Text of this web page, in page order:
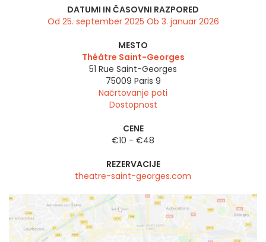
DATUMI IN ČASOVNI RAZPORED
Od 25. september 2025 Ob 3. januar 2026
MESTO
Théâtre Saint-Georges
51 Rue Saint-Georges
75009 Paris 9
Načrtovanje poti
Dostopnost
CENE
€10 - €48
REZERVACIJE
theatre-saint-georges.com